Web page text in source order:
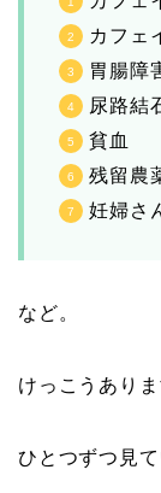
カフェ
胃腸障
尿路結
貧血
残留農
妊婦さ
など。
けっこうありま
ひとつずつ見て